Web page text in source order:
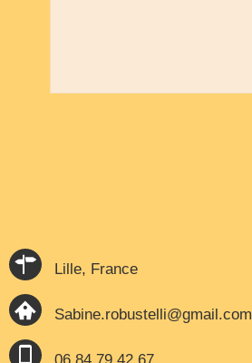
Lille, France
Sabine.robustelli@gmail.com